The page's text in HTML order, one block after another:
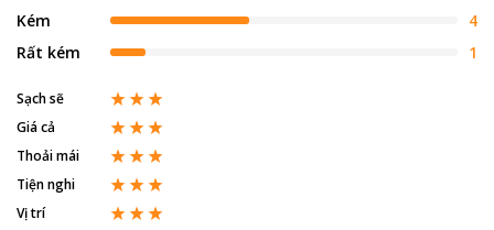
Kém
4
Rất kém
1
Sạch sẽ
Giá cả
Thoải mái
Tiện nghi
Vị trí